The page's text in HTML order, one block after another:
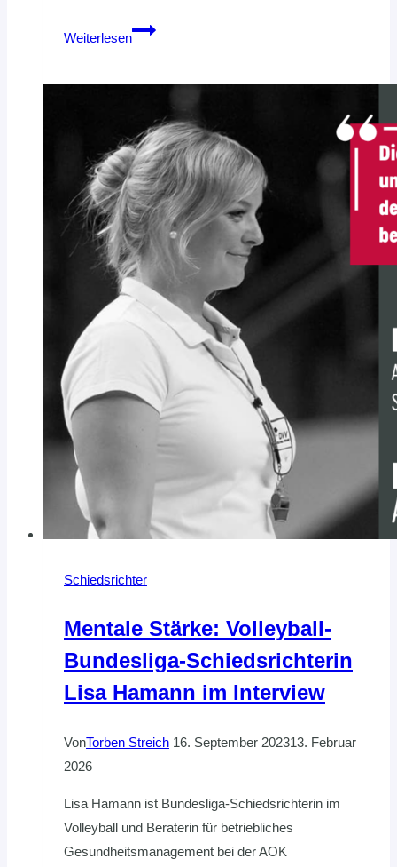
Weiterlesen
Vom
Schiedsrichter
Mentale Stärke: Volleyball-
Bundesliga-Schiedsrichterin
Lisa Hamann im Interview
VonTorben Streich 16. September 202313. Februar
2026
Lisa Hamann ist Bundesliga-Schiedsrichterin im
Volleyball und Beraterin für betriebliches
Gesundheitsmanagement bei der AOK